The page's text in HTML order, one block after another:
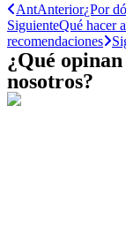
AntAnterior¿Por
SiguienteQué hacer
recomendaciones
¿Qué
nosotros?